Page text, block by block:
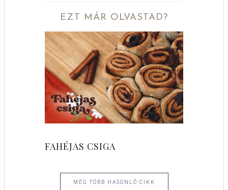
EZT MÁR OLVASTAD?
FAHÉJAS CSIGA
MÉG TÖBB HASONLÓ CIKK